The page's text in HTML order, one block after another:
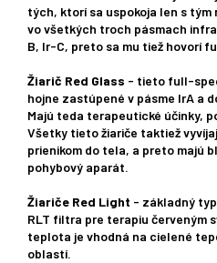
tých, ktorí sa uspokoja len s tým
vo všetkých troch pásmach
B, Ir-C, preto sa mu tiež hovorí
Žiarič Red Glass - tieto full-
hojne zastúpené v pásme IrA a
Majú teda terapeutické účinky,
Všetky tieto žiariče taktiež
prienikom do tela, a preto majú
pohybový aparát.
Žiariče Red Light - základný
RLT filtra pre terapiu červeným
teplota je vhodná na cielené
oblastí.